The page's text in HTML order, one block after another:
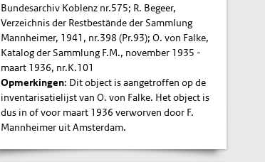
Bundesarchiv Koblenz nr.575; R. Begeer,
Verzeichnis der Restbestände der Sammlung
Mannheimer, 1941, nr.398 (Pr.93); O. von Falke,
Katalog der Sammlung F.M., november 1935 -
maart 1936, nr.K.101
Opmerkingen: Dit object is aangetroffen op de
inventarisatielijst van O. von Falke. Het object is
dus in of voor maart 1936 verworven door F.
Mannheimer uit Amsterdam.